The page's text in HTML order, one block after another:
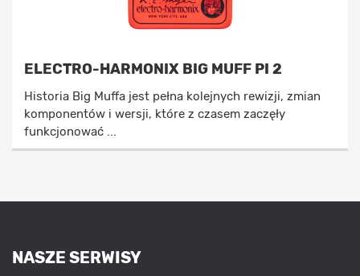
ELECTRO-HARMONIX BIG MUFF PI 2
Historia Big Muffa jest pełna kolejnych rewizji, zmian
komponentów i wersji, które z czasem zaczęły
funkcjonować ...
NASZE SERWISY